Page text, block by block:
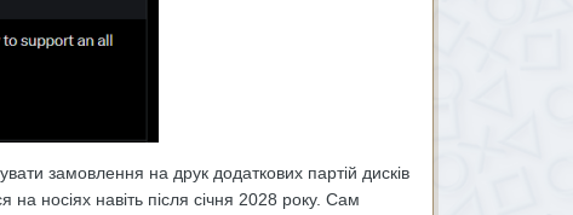
замовлення на друк додаткових партій дисків
носіях навіть після січня 2028 року. Сам